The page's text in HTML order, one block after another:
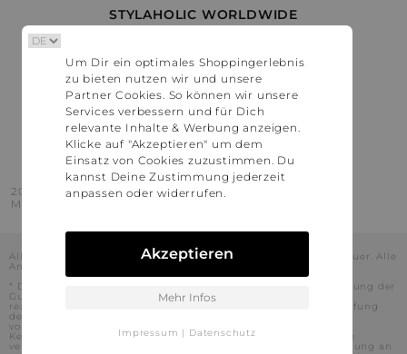
STYLAHOLIC WORLDWIDE
Österreich
Schweiz
France
United States
2016 - 2026 © Stylaholic.
Made for you with love in munich.
Alle Preise inkl. der jeweils geltenden gesetzlichen Mehrwertsteuer. Alle
Angaben ohne Gewähr.
* Die angezeigten Preise beinhalten Rabatte, die durch die Nutzung der
Gutschein-Codes auf den Seiten unserer Partner voraussichtlich
realisiert werden können. Stylaholic führt keine vollständige Prüfung
der Gutschein-Codes durch und es kann daher in Einzelfällen
vorkommen, dass die Gutscheine abweichend von unserem
Kenntnisstand bei dem jeweiligen Shop nicht oder nur teilweise
verwendet werden können. Darüber hinaus kann deren Verwendung an
Um Dir ein optimales Shoppingerlebnis
zu bieten nutzen wir und unsere
Partner Cookies. So können wir unsere
Services verbessern und für Dich
relevante Inhalte & Werbung anzeigen.
Klicke auf "Akzeptieren" um dem
Einsatz von Cookies zuzustimmen. Du
kannst Deine Zustimmung jederzeit
anpassen oder widerrufen.
Akzeptieren
Mehr Infos
Impressum | Datenschutz